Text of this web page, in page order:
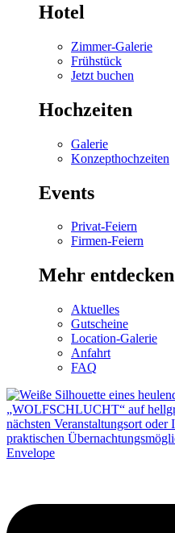
Hotel
Zimmer-Galerie
Frühstück
Jetzt buchen
Hochzeiten
Galerie
Konzepthochzeiten
Events
Privat-Feiern
Firmen-Feiern
Mehr entdecken
Aktuelles
Gutscheine
Location-Galerie
Anfahrt
FAQ
Envelope